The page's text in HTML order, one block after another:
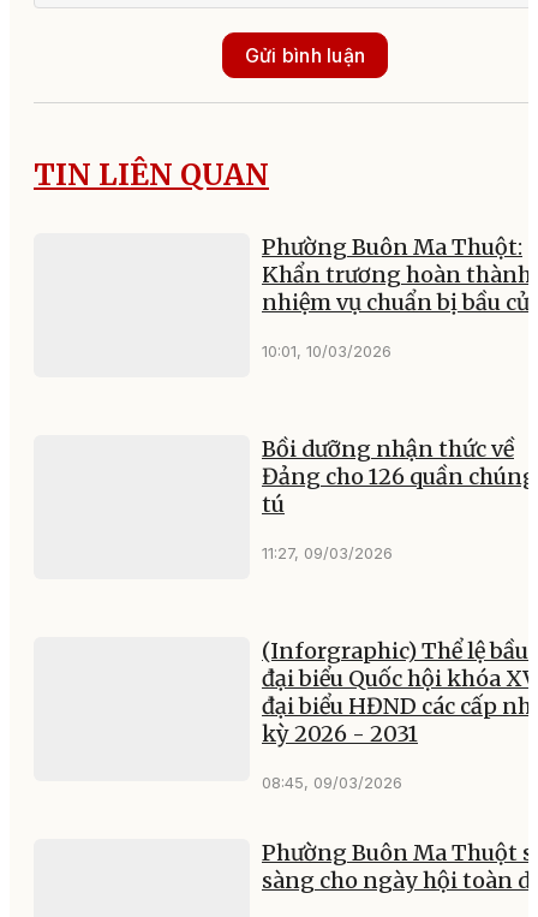
Gửi bình luận
TIN LIÊN QUAN
Phường Buôn Ma Thuột:
Khẩn trương hoàn thành
nhiệm vụ chuẩn bị bầu cử
10:01, 10/03/2026
Bồi dưỡng nhận thức về
Đảng cho 126 quần
tú
11:27, 09/03/2026
(Inforgraphic) Thể lệ bầu
đại biểu Quốc hội khóa
đại biểu HĐND các cấp
kỳ 2026 - 2031
08:45, 09/03/2026
Phường Buôn Ma Thuột
sàng cho ngày hội toàn